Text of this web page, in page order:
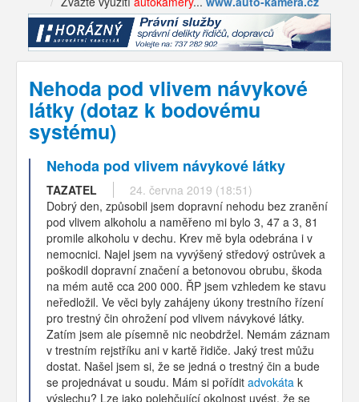
Nehoda pod vlivem návykové
látky (dotaz k bodovému
systému)
Nehoda pod vlivem návykové látky
TAZATEL
24. června 2019 (18:51)
Dobrý den, způsobil jsem dopravní nehodu bez zranění
pod vlivem alkoholu a naměřeno mi bylo 3, 47 a 3, 81
promile alkoholu v dechu. Krev mě byla odebrána i v
nemocnici. Najel jsem na vyvýšený středový ostrůvek a
poškodil dopravní značení a betonovou obrubu, škoda
na mém autě cca 200 000. ŘP jsem vzhledem ke stavu
neředložil. Ve věci byly zahájeny úkony trestního řízení
pro trestný čin ohrožení pod vlivem návykové látky.
Zatím jsem ale písemně nic neobdržel. Nemám záznam
v trestním rejstříku ani v kartě řidiče. Jaký trest můžu
dostat. Našel jsem si, že se jedná o trestný čin a bude
se projednávat u soudu. Mám si pořídit advokáta k
výslechu? Lze jako polehčující okolnost uvést, že se